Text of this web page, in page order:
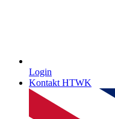
Login
Kontakt HTWK